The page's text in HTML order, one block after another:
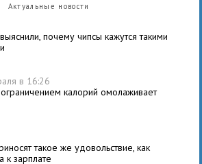
Актуальные новости
почему чипсы кажутся такими
в 16:26
калорий омолаживает
такое же удовольствие, как
к зарплате